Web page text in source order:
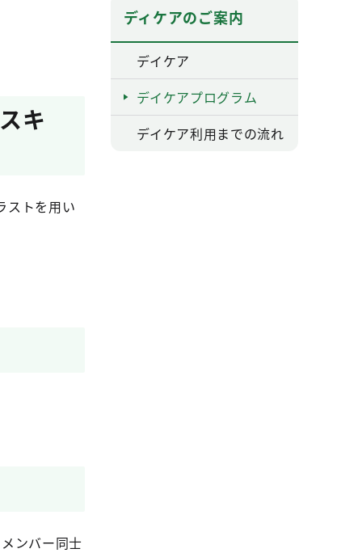
キ
ストを用い
ンバー同士
ディケアのご案内
デイケア
デイケアプログラム
デイケア利用までの流れ